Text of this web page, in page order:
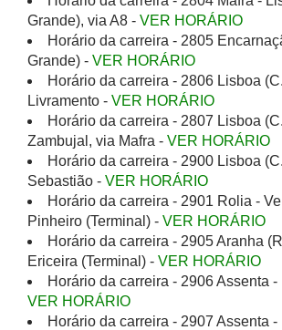
Grande), via A8 - VER HORÁRIO
Horário da carreira - 2805
Grande) - VER HORÁRIO
Horário da carreira - 2806 Lisboa
Livramento - VER HORÁRIO
Horário da carreira - 2807 Lisboa
Zambujal, via Mafra - VER HORÁRIO
Horário da carreira - 2900 Lisboa
Sebastião - VER HORÁRIO
Horário da carreira - 2901 Rolia -
Pinheiro (Terminal) - VER HORÁRIO
Horário da carreira - 2905 Aranha
Ericeira (Terminal) - VER HORÁRIO
Horário da carreira - 2906 Assenta
VER HORÁRIO
Horário da carreira - 2907 Assenta -